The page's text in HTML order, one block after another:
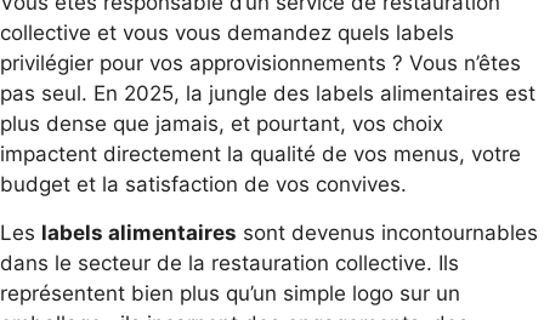
collective et vous vous demandez quels labels
privilégier pour vos approvisionnements ? Vous n’êtes
pas seul. En 2025, la jungle des labels alimentaires est
plus dense que jamais, et pourtant, vos choix
impactent directement la qualité de vos menus, votre
budget et la satisfaction de vos convives.
Les labels alimentaires sont devenus incontournables
dans le secteur de la restauration collective. Ils
représentent bien plus qu’un simple logo sur un